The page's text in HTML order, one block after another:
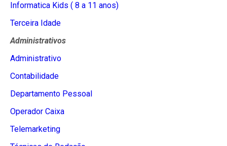
Informatica Kids ( 8 a 11 anos)
Terceira Idade
Administrativos
Administrativo
Contabilidade
Departamento Pessoal
Operador Caixa
Telemarketing